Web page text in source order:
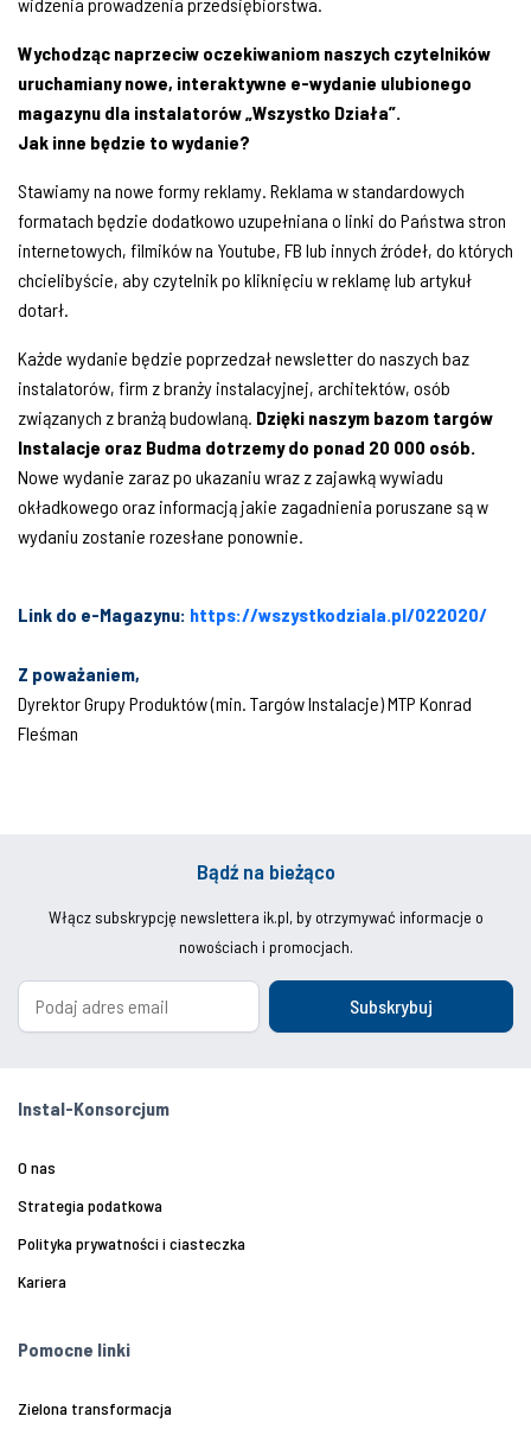
Wychodząc naprzeciw oczekiwaniom naszych czytelników
uruchamiany nowe, interaktywne e-wydanie ulubionego
magazynu dla instalatorów „Wszystko Działa”.
Jak inne będzie to wydanie?
Stawiamy na nowe formy reklamy. Reklama w standardowych
formatach będzie dodatkowo uzupełniana o linki do Państwa stron
internetowych, filmików na Youtube, FB lub innych źródeł, do których
chcielibyście, aby czytelnik po kliknięciu w reklamę lub artykuł
dotarł.
Każde wydanie będzie poprzedzał newsletter do naszych baz
instalatorów, firm z branży instalacyjnej, architektów, osób
związanych z branżą budowlaną. Dzięki naszym bazom targów
Instalacje oraz Budma dotrzemy do ponad 20 000 osób.
Nowe wydanie zaraz po ukazaniu wraz z zajawką wywiadu
okładkowego oraz informacją jakie zagadnienia poruszane są w
wydaniu zostanie rozesłane ponownie.
Link do e-Magazynu: https://wszystkodziala.pl/022020/
Z poważaniem,
Dyrektor Grupy Produktów (min. Targów Instalacje) MTP Konrad
Fleśman
Bądź na bieżąco
Włącz subskrypcję newslettera ik.pl, by otrzymywać informacje o
nowościach i promocjach.
Subskrybuj
Instal-Konsorcjum
O nas
Strategia podatkowa
Polityka prywatności i ciasteczka
Kariera
Pomocne linki
Zielona transformacja